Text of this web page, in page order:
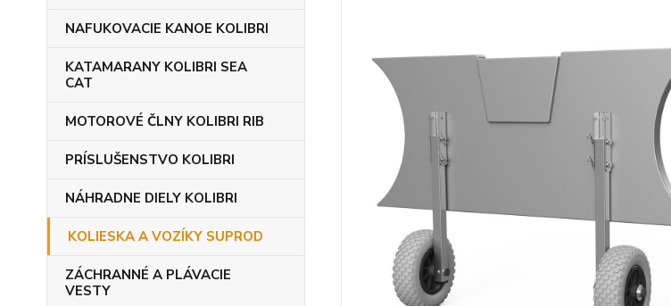
NAFUKOVACIE KANOE KOLIBRI
KATAMARANY KOLIBRI SEA
CAT
MOTOROVÉ ČLNY KOLIBRI RIB
PRÍSLUŠENSTVO KOLIBRI
NÁHRADNE DIELY KOLIBRI
KOLIESKA A VOZÍKY SUPROD
ZÁCHRANNÉ A PLÁVACIE
VESTY